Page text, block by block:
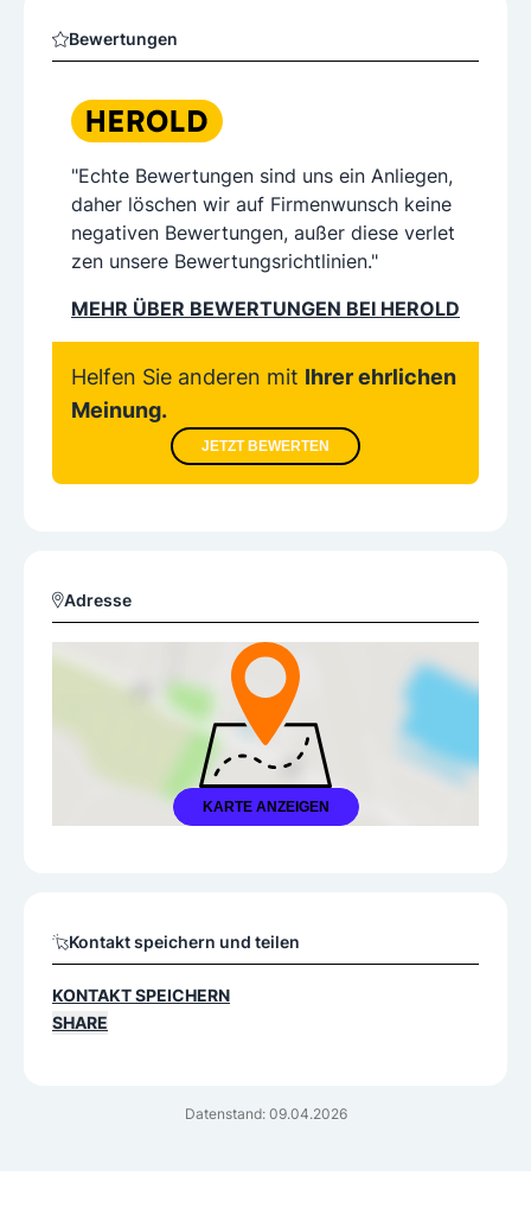
Bewertungen
"Echte Bewertungen sind uns ein Anliegen,
daher löschen wir auf Firmenwunsch keine
negativen Bewertungen, außer diese verlet
zen unsere Bewertungsrichtlinien."
MEHR ÜBER BEWERTUNGEN BEI HEROLD
Helfen Sie anderen mit Ihrer ehrlichen
Meinung.
JETZT BEWERTEN
Adresse
KARTE ANZEIGEN
Datenstand: 09.04.2026
Kontakt speichern und teilen
KONTAKT SPEICHERN
SHARE